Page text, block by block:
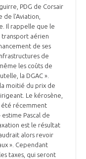
PDG de Corsair
de l'Aviation,
Il rappelle que le
transport aérien
de ses
de
les coûts de
la DGAC ».
moitié du prix de
Le kérosène,
été récemment
Pascal de
est le résultat
alors revoir
». Cependant
taxes, qui seront